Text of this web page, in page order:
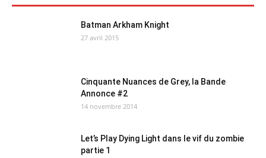
Batman Arkham Knight
27 avril 2015
Cinquante Nuances de Grey, la Bande
Annonce #2
14 novembre 2014
Let’s Play Dying Light dans le vif du zombie
partie 1